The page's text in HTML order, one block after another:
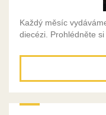
Každý měsíc
diecézi. Prohlédněte si